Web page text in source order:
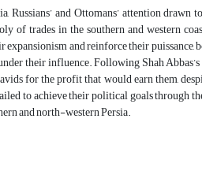
Russians’ and Ottomans’ attention
of trades in the southern and western
and reinforce their
their influence. Following Shah
for the profit that would earn them,
to achieve their political goals through
and north-western Persia.